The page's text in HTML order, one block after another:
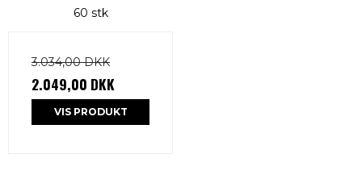
60 stk
3.034,00 DKK
2.049,00 DKK
VIS PRODUKT